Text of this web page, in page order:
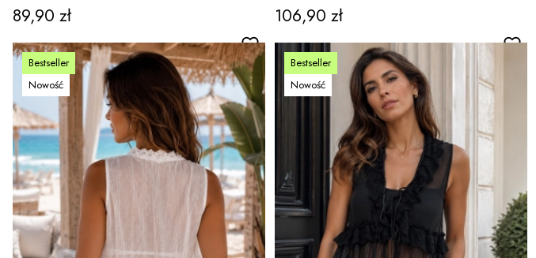
z dekoltem V rozkloszowana
Alfonsine
Cena
89,90 zł
ażurowa wiązane boki Cortanze
Cena
106,90 zł
Bestseller
Nowość
Bestseller
Nowość